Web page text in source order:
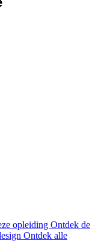
opleiding Ontdek de
Ontdek alle